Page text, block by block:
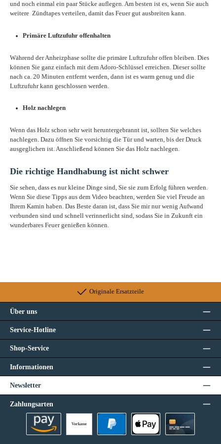
und noch einmal ein paar Stücke auflegen. Am besten ist es, wenn Sie auch
weitere Zündtapes verteilen, damit das Feuer gut ausbreiten kann.
Primäre Luftzufuhr offenhalten
Während der Anheizphase sollte die primäre Luftzufuhr offen bleiben. Dies
können Sie ganz einfach mit dem Adoro-Schlüssel erreichen. Dieser sollte
nach ca. 20 Minuten entfernt werden, dann ist es warm genug und die
Luftzufuhr kann geschlossen werden.
Holz nachlegen
Wenn das Holz schon sehr weit heruntergebrannt ist, sollten Sie welches
nachlegen. Dazu öffnen Sie vorsichtig die Tür und warten, bis der Druck
ausgeglichen ist. Anschließend können Sie das Holz nachlegen.
Die richtige Handhabung ist nicht schwer
Sie sehen, dass es nur kleine Dinge sind, Sie sie zum Erfolg führen werden.
Wenn Sie diese Tipps aus dem Video beachten, werden Sie viel Freude an
Ihrem Kamin haben. Das Beste daran ist, dass Sie mir nur wenig Aufwand
verbunden sind und schnell verinnerlicht sind, sodass Sie in Zukunft ein
wunderbares Feuer genießen können.
Originale Ersatzteile
Über uns
Service-Hotline
Shop-Service
Informationen
Newsletter
Zahlungsarten
Vorkasse